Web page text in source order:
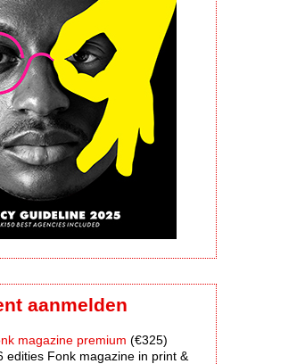
aanmelden
magazine premium (€325)
edities Fonk magazine in print &